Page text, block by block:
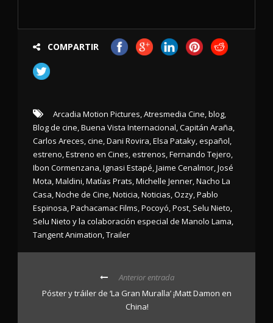
COMPARTIR
Arcadia Motion Pictures,Atresmedia Cine,blog,
Blog de cine,Buena Vista Internacional,Capitán Araña,
Carlos Areces,cine,Dani Rovira,Elsa Pataky,español,
estreno,Estreno en Cines,estrenos,Fernando Tejero,
Ibon Cormenzana,Ignasi Estapé,Jaime Cenalmor,José
Mota,Maldini,Matías Prats,Michelle Jenner,Nacho La
Casa,Noche de Cine,Noticia,Noticias,Ozzy,Pablo
Espinosa,Pachacamac Films,Pocoyó,Post, Selu Nieto,
Selu Nieto y la colaboración especial de Manolo Lama,
Tangent Animation,Trailer
Anterior entrada
Póster y tráiler de ‘La Gran Muralla’ ¡Matt Damon en
China!